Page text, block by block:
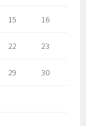
15 16
22 23
29 30